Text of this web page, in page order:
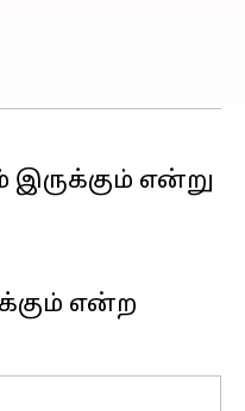
என்று
என்ற